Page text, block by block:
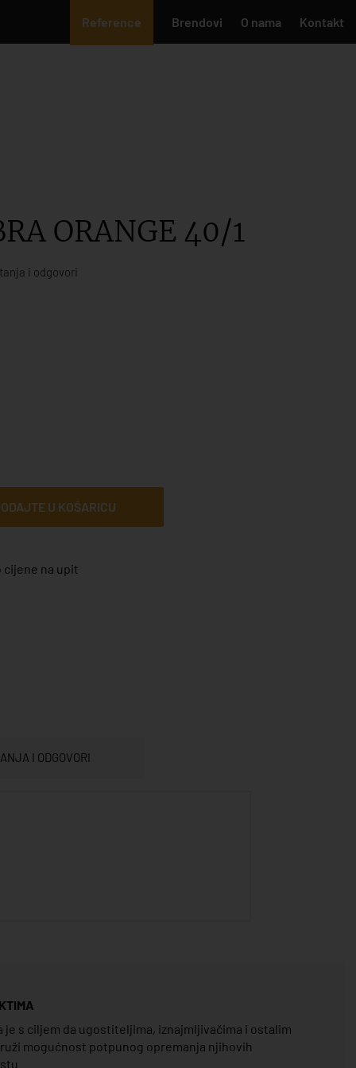
Reference Brendovi O nama Kontakt
ORANGE 40/1
i odgovori
U KOŠARICU
cijene na upit
I ODGOVORI
je s ciljem da ugostiteljima, iznajmljivačima i ostalim
mogućnost potpunog opremanja njihovih